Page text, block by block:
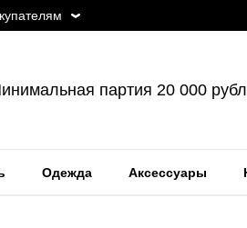
партия 20 000
Одежда Аксессуары